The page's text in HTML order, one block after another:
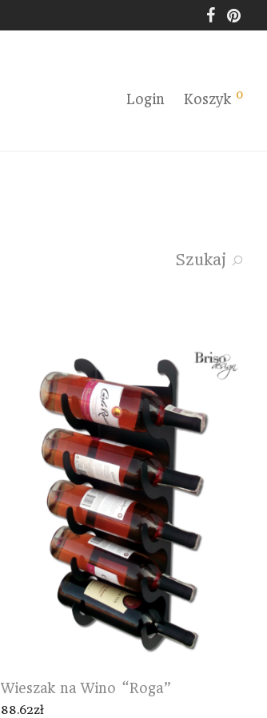
Login Koszyk 0
Szukaj
Wieszak na Wino “Roga”
88.62zł